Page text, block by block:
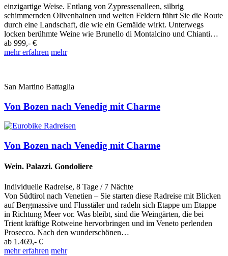
einzigartige Weise. Entlang von Zypressenalleen, silbrig
schimmernden Olivenhainen und weiten Feldern führt Sie die Route
durch eine Landschaft, die wie ein Gemälde wirkt. Unterwegs
locken berühmte Weine wie Brunello di Montalcino und Chianti…
ab 999,- €
mehr erfahren mehr
San Martino Battaglia
Von Bozen nach Venedig mit Charme
Von Bozen nach Venedig mit Charme
Wein. Palazzi. Gondoliere
Individuelle Radreise, 8 Tage / 7 Nächte
Von Südtirol nach Venetien – Sie starten diese Radreise mit Blicken
auf Bergmassive und Flusstäler und radeln sich Etappe um Etappe
in Richtung Meer vor. Was bleibt, sind die Weingärten, die bei
Trient kräftige Rotweine hervorbringen und im Veneto perlenden
Prosecco. Nach den wunderschönen…
ab 1.469,- €
mehr erfahren mehr